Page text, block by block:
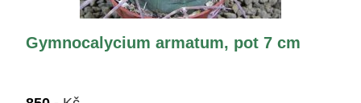
Gymnocalycium armatum, pot 7 cm